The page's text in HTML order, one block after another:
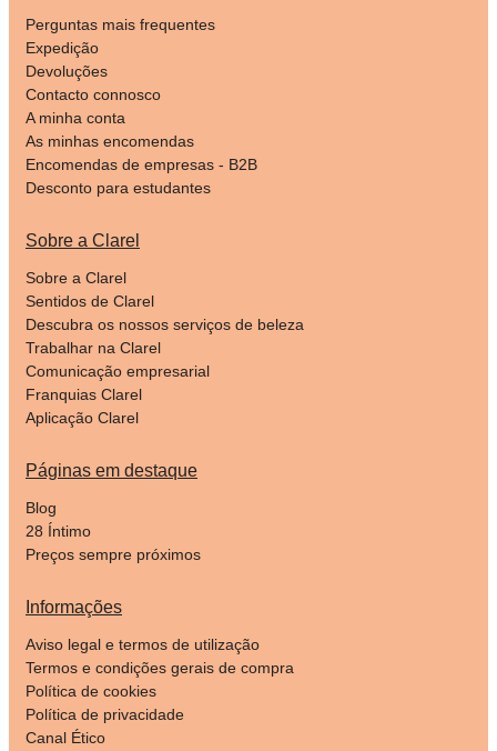
Perguntas mais frequentes
Expedição
Devoluções
Contacto connosco
A minha conta
As minhas encomendas
Encomendas de empresas - B2B
Desconto para estudantes
Sobre a Clarel
Sobre a Clarel
Sentidos de Clarel
Descubra os nossos serviços de beleza
Trabalhar na Clarel
Comunicação empresarial
Franquias Clarel
Aplicação Clarel
Páginas em destaque
Blog
28 Íntimo
Preços sempre próximos
Informações
Aviso legal e termos de utilização
Termos e condições gerais de compra
Política de cookies
Política de privacidade
Canal Ético